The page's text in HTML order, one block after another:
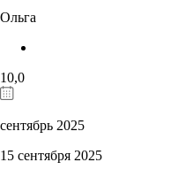
Ольга
10,0
сентябрь 2025
15 сентября 2025